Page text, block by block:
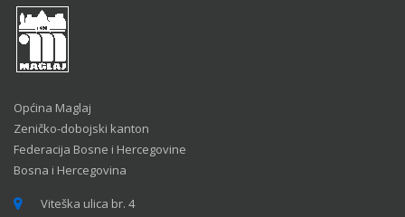
Općina Maglaj
Zeničko-dobojski kanton
Federacija Bosne i Hercegovine
Bosna i Hercegovina
Viteška ulica br. 4